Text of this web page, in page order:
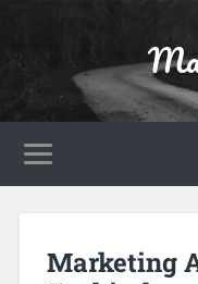
Marketing